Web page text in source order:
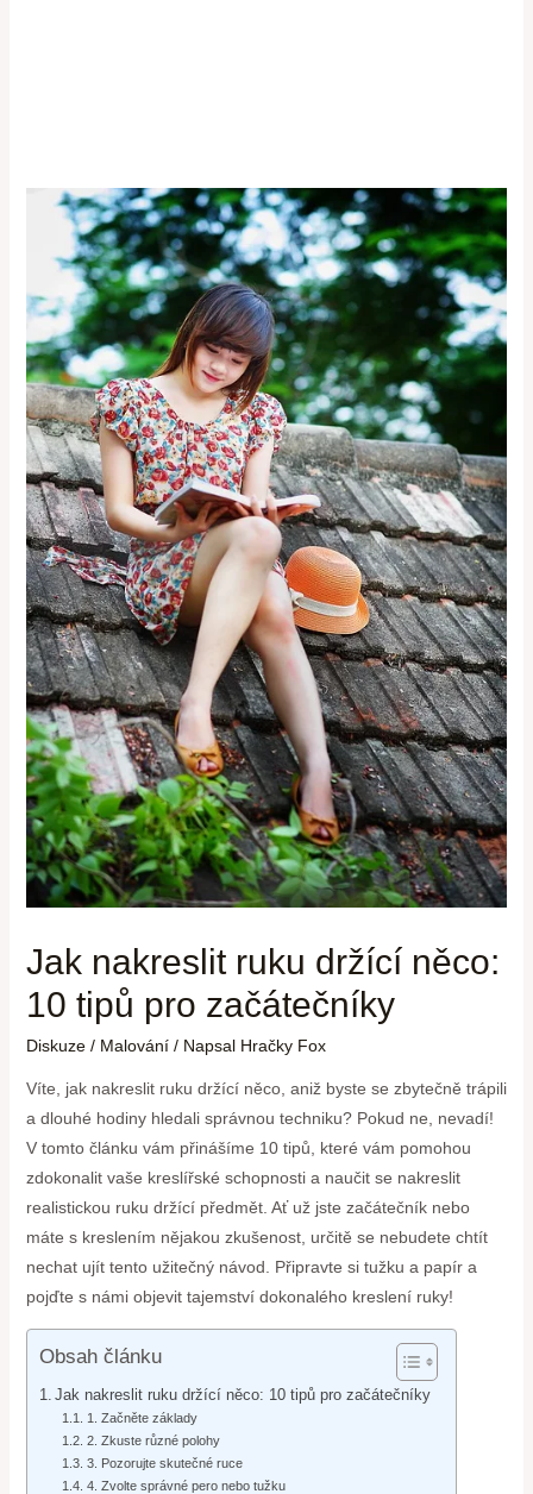
Jak nakreslit ruku držící něco:
10 tipů pro začátečníky
Diskuze / Malování/ Napsal Hračky Fox
Víte, jak nakreslit ruku držící něco, aniž byste se zbytečně trápili
a dlouhé hodiny hledali správnou techniku? Pokud ne, nevadí!
V tomto článku vám přinášíme 10 tipů, které vám pomohou
zdokonalit vaše kreslířské schopnosti a naučit se nakreslit
realistickou ruku držící předmět. Ať už jste začátečník nebo
máte s kreslením nějakou zkušenost, určitě se nebudete chtít
nechat ujít tento užitečný návod. Připravte si tužku a papír a
pojďte s námi objevit tajemství dokonalého kreslení ruky!
Obsah článku
Jak nakreslit ruku držící něco: 10 tipů pro začátečníky
1. Začněte základy
2. Zkuste různé polohy
3. Pozorujte skutečné ruce
4. Zvolte správné pero nebo tužku